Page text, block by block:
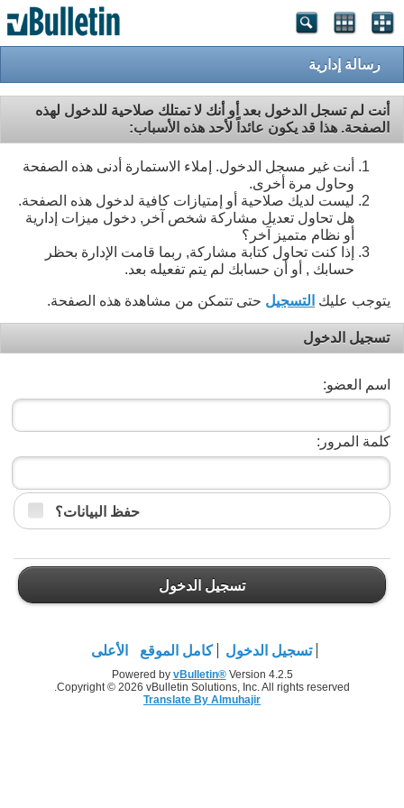
رسالة إدارية
أنت لم تسجل الدخول بعد أو أنك لا تمتلك صلاحية للدخول لهذه
الصفحة. هذا قد يكون عائداً لأحد هذه الأسباب:
أنت غير مسجل الدخول. إملاء الاستمارة أدنى هذه الصفحة
وحاول مرة أخرى.
ليست لديك صلاحية أو إمتيازات كافية لدخول هذه الصفحة.
هل تحاول تعديل مشاركة شخص آخر, دخول ميزات إدارية
أو نظام متميز آخر؟
إذا كنت تحاول كتابة مشاركة, ربما قامت الإدارة بحظر
حسابك , أو أن حسابك لم يتم تفعيله بعد.
يتوجب عليك التسجيل حتى تتمكن من مشاهدة هذه الصفحة.
تسجيل الدخول
اسم العضو:
كلمة المرور:
حفظ البيانات؟
تسجيل الدخول
تسجيل الدخول كامل الموقع الأعلى
Powered by vBulletin®Version 4.2.5
Copyright © 2026 vBulletin Solutions, Inc. All rights reserved.
Translate By Almuhajir